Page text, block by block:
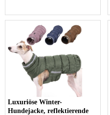
Luxuriöse Winter-
Hundejacke, reflektierende